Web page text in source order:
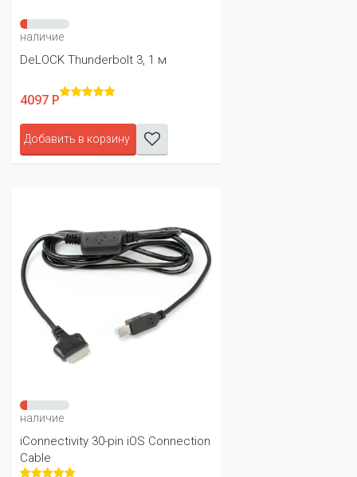
наличие
DeLOCK Thunderbolt 3, 1 м
4097 Р
Добавить в корзину
наличие
iConnectivity 30-pin iOS Connection
Cable